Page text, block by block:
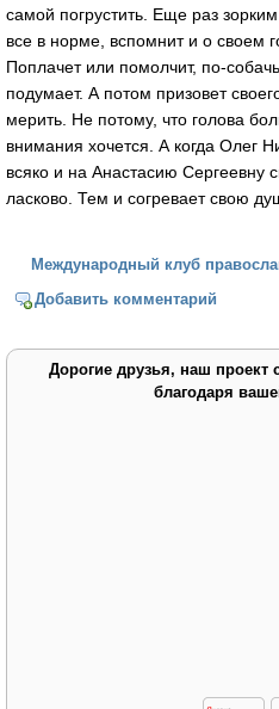
самой погрустить. Еще раз
все в норме, вспомнит и о своем
Поплачет или помолчит, по-
подумает. А потом призовет
мерить. Не потому, что голова
внимания хочется. А когда Олег
всяко и на Анастасию Сергеевну
ласково. Тем и согревает свою
Международный клуб
Добавить комментарий
Дорогие друзья, наш проект
благодаря